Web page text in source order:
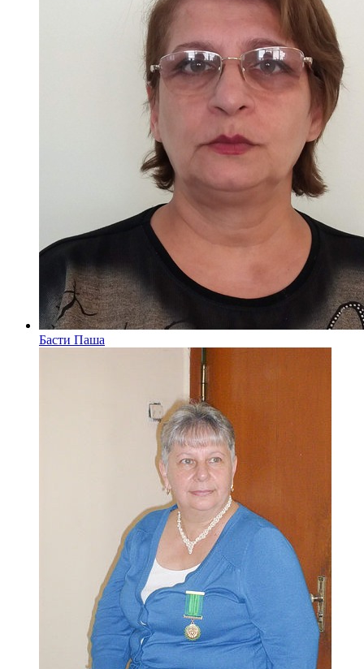
Басти Паша